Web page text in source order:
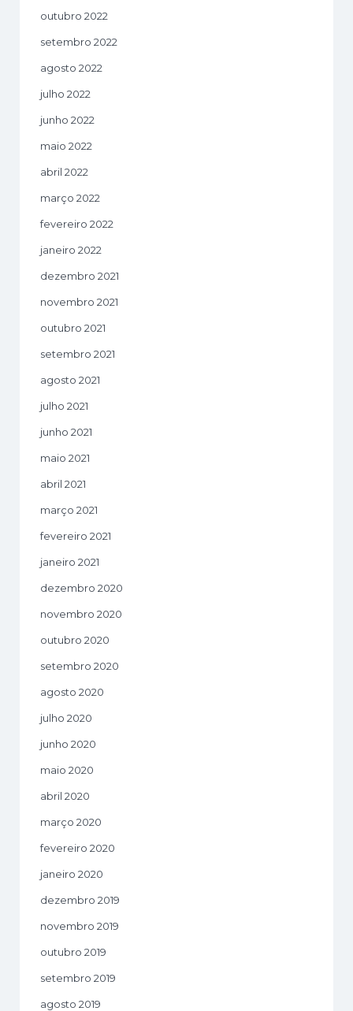
outubro 2022
setembro 2022
agosto 2022
julho 2022
junho 2022
maio 2022
abril 2022
março 2022
fevereiro 2022
janeiro 2022
dezembro 2021
novembro 2021
outubro 2021
setembro 2021
agosto 2021
julho 2021
junho 2021
maio 2021
abril 2021
março 2021
fevereiro 2021
janeiro 2021
dezembro 2020
novembro 2020
outubro 2020
setembro 2020
agosto 2020
julho 2020
junho 2020
maio 2020
abril 2020
março 2020
fevereiro 2020
janeiro 2020
dezembro 2019
novembro 2019
outubro 2019
setembro 2019
agosto 2019